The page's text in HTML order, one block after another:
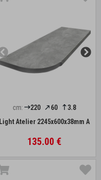
cm: 220 60
3.8
Light Atelier 2245x600x38mm A
135.00 €